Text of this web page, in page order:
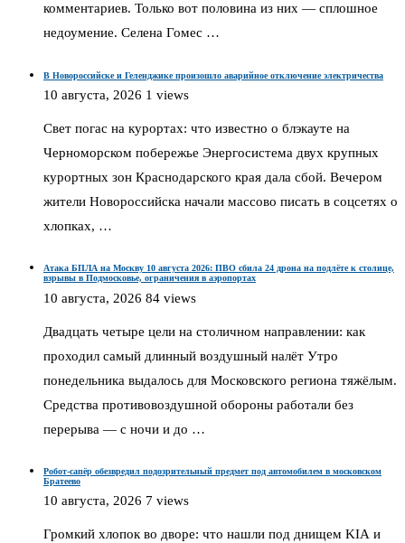
комментариев. Только вот половина из них — сплошное
недоумение. Селена Гомес …
В Новороссийске и Геленджике произошло аварийное отключение электричества
10 августа, 2026 1 views
Свет погас на курортах: что известно о блэкауте на
Черноморском побережье Энергосистема двух крупных
курортных зон Краснодарского края дала сбой. Вечером
жители Новороссийска начали массово писать в соцсетях о
хлопках, …
Атака БПЛА на Москву 10 августа 2026: ПВО сбила 24 дрона на подлёте к столице,
взрывы в Подмосковье, ограничения в аэропортах
10 августа, 2026 84 views
Двадцать четыре цели на столичном направлении: как
проходил самый длинный воздушный налёт Утро
понедельника выдалось для Московского региона тяжёлым.
Средства противовоздушной обороны работали без
перерыва — с ночи и до …
Робот-сапёр обезвредил подозрительный предмет под автомобилем в московском
Братеево
10 августа, 2026 7 views
Громкий хлопок во дворе: что нашли под днищем KIA и